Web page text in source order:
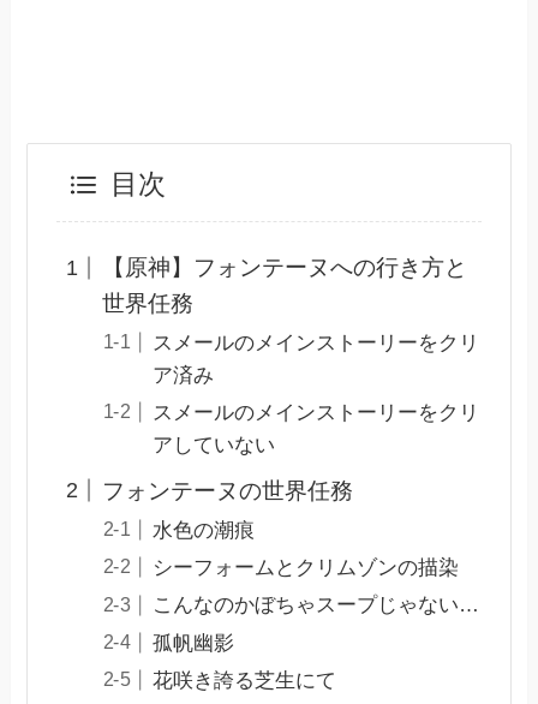
目次
【原神】フォンテーヌへの行き方と
世界任務
スメールのメインストーリーをクリ
ア済み
スメールのメインストーリーをクリ
アしていない
フォンテーヌの世界任務
水色の潮痕
シーフォームとクリムゾンの描染
こんなのかぼちゃスープじゃない…
孤帆幽影
花咲き誇る芝生にて